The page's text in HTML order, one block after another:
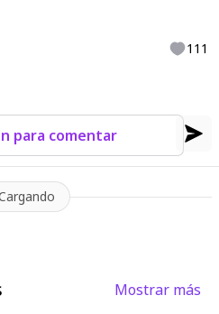
para comentar
111
Mostrar más